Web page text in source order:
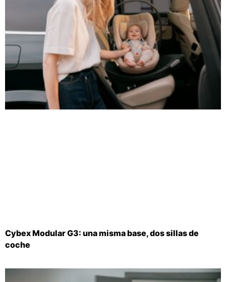
Cybex Modular G3: una misma base, dos sillas de
coche